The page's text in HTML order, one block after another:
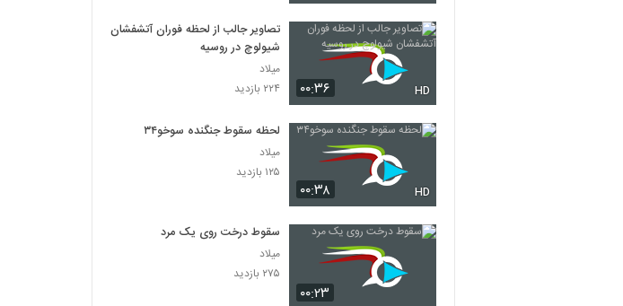
۰۰:۳۶ HD
تصاویر جالب از لحظه فوران آتشفشان
شیولوچ در روسیه
میلاد
۲۲۴ بازدید
۰۰:۳۸ HD
لحظه سقوط جنگنده سوخو۳۴
میلاد
۱۲۵ بازدید
۰۰:۲۳
سقوط درخت روی یک مرد
میلاد
۲۷۵ بازدید